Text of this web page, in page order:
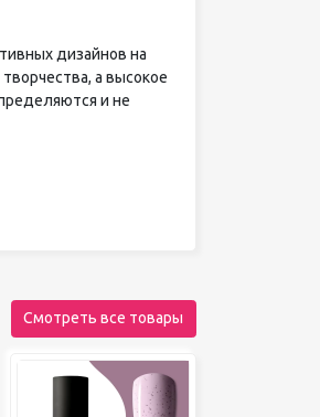
дизайнов на
а высокое
и не
Смотреть все товары